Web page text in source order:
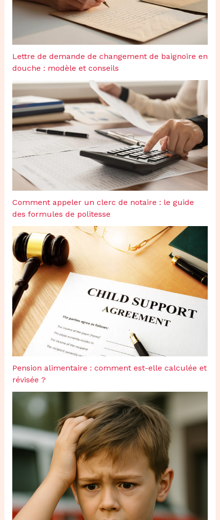
Lettre de demande de changement de baignoire en
douche : modèle et conseils
Comment appeler un clerc de notaire : le guide
des formules de politesse
Pension alimentaire : comment est-elle calculée et
révisée ?